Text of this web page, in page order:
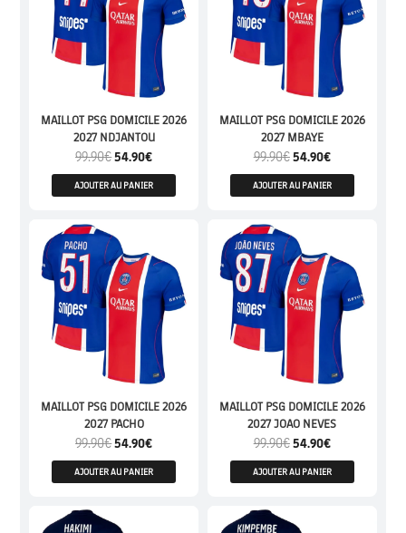
MAILLOT PSG DOMICILE 2026
2027 NDJANTOU
99.90€54.90€
AJOUTER AU PANIER
MAILLOT PSG DOMICILE 2026
2027 MBAYE
99.90€54.90€
AJOUTER AU PANIER
MAILLOT PSG DOMICILE 2026
2027 PACHO
99.90€54.90€
AJOUTER AU PANIER
MAILLOT PSG DOMICILE 2026
2027 JOAO NEVES
99.90€54.90€
AJOUTER AU PANIER